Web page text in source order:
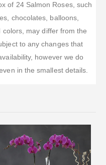
of 24 Salmon Roses, such
chocolates, balloons,
may differ from the
to any changes that
however we do
in the smallest details.